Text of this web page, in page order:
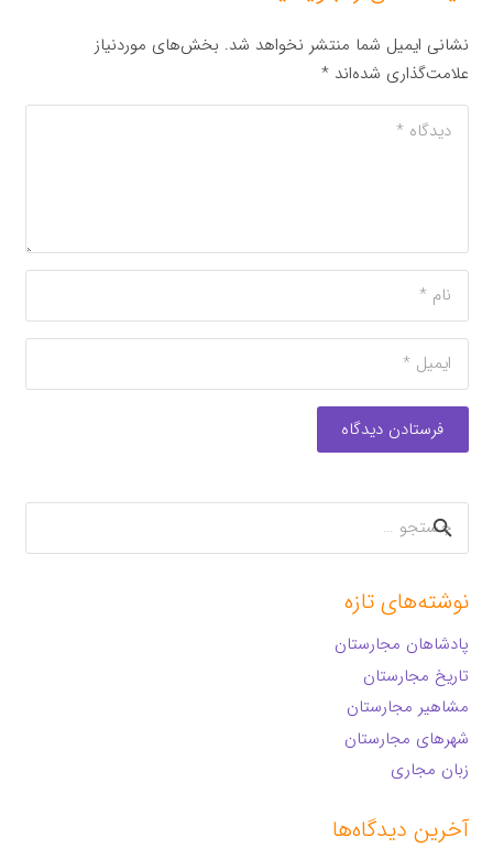
نشانی ایمیل شما منتشر نخواهد شد. بخش‌های موردنیاز
علامت‌گذاری شده‌اند*
فرستادن دیدگاه
جستجو
برای:
نوشته‌های تازه
پادشاهان مجارستان
تاریخ مجارستان
مشاهیر مجارستان
شهرهای مجارستان
زبان مجاری
آخرین دیدگاه‌ها